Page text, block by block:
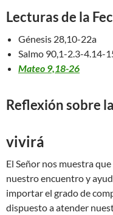
Lecturas de la
Génesis 28,10-22a
Salmo 90,1-2.3-4.14-
Mateo 9,18-26
Reflexión sobre
vivirá
El Señor nos muestra
nuestro encuentro y
importar el grado de
dispuesto a atender